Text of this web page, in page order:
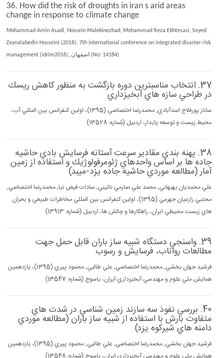
36. How did the risk of droughts in iran s arid areas
change in response to climate change
Mohammad Amin Asadi, Hossein Malekinezhad, Mohammad Reza Ekhtesasi, Seyed
Zeynalabedin Hosseini (2016), 7th international conference on integrated disaster risk
management (idrim2016), اصفهان (No: 14184)
37. انتخاب مناسبترين دوره بازگشت به منظور كاهش ريسك
در طراحي سازه هاي آبخيزداري
ساناز پورفلاح اسدآبادي, محمدرضا اختصاصي (1395)، اولين كنفرانس بين المللي آب،
محيط زيست و توسعه پايدار، اردبيل (شماره: 13528)
38. پهنه بندي مقادير سرعت آستانه فرسايش بادي حاشيه
جاده ها بر اساس واحدهاي ژئومرفولوژيك و استفاده از زمين
آمار (مطالعه موردي حاشيه جاده يزد-ميبد)
علي محمديان بهبهاني, محمد علي صارمي نائيني, سادات فيض نيا, محمدرضا اختصاصي,
مجتبي زارعيان جهرمي (1395)، اولين كنفرانس بين المللي مخاطرات طبيعي و بحران
هاي زيست محيطي ايران، راهكارها و چالش ها، اردبيل (شماره: 13913)
39. واسنجي دستگاه شبيه ساز باران قابل حمل جهت
مطالعات رواناب، فرسايش و رسوب
فرشيد جهان بخشي, محمدرضا اختصاصي, علي طالبي, محمود پيري (1395)، يازدهمين
همايش ملي علوم و مهندسي آبخيزداري ايران، ياسوج (شماره: 13547)
40. بررسي نفوذ سه سازند زمين شناسي در شدت هاي
متفاوت بارش با استفاده از شبيه ساز باران (مطالعه موردي
دامنه هاي شيركوه يزد)
فرشيد جهان بخشي, محمدرضا اختصاصي, علي طالبي, محمود پيري (1395)، يازدهمين